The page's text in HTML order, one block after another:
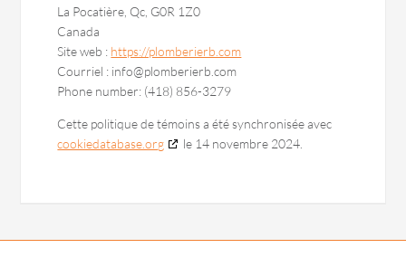
La Pocatière, Qc, G0R 1Z0
Canada
Site web : https://plomberierb.com
Courriel : info@plomberierb.com
Phone number: (418) 856-3279
Cette politique de témoins a été synchronisée avec
cookiedatabase.org
le 14 novembre 2024.